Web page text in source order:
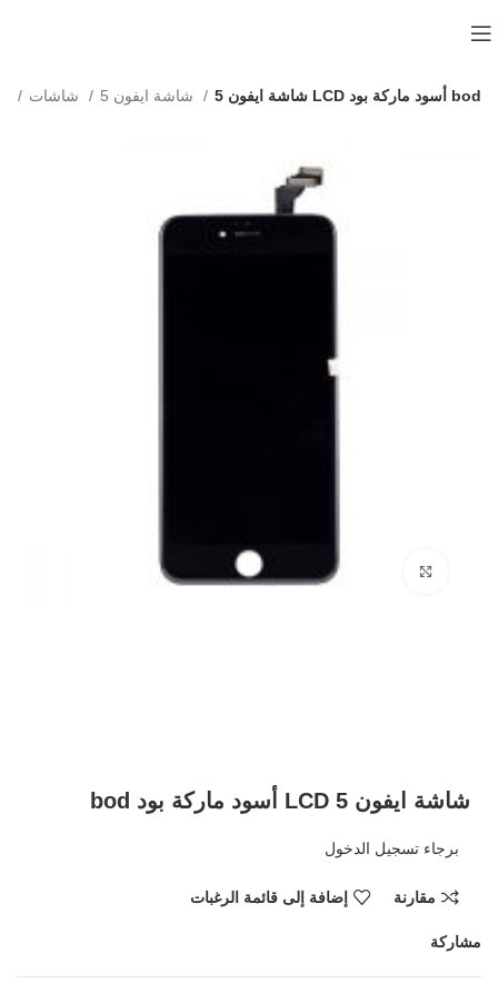
شاشة ايفون 5 LCD أسود ماركة بود bod
Click to enlarge
شاشة ايفون 5 LCD أسود ماركة بود bod
برجاء تسجيل الدخول
مقارنة إضافة إلى قائمة الرغبات
مشاركة